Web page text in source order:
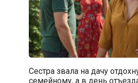
Сестра звала на дачу
семейному, а в день